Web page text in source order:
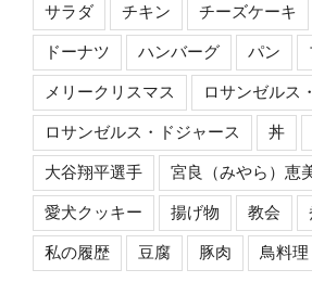
サラダ チキン チーズケーキ
ドーナツ ハンバーグ パン
メリークリスマス ロサンゼルス
ロサンゼルス・ドジャース 丼
大谷翔平選手 宮良（みやら）恵
愛犬クッキー 揚げ物 教会
私の履歴 豆腐 豚肉 鳥料理